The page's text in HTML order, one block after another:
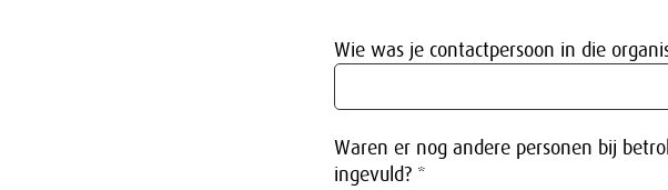
Wie was je contactpersoon in die
Waren er nog andere personen bij
ingevuld? *